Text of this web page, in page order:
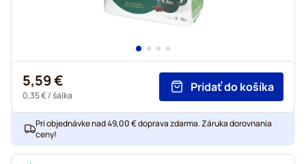
5,59 €
0,35 €/ šálka
Pridať do košíka
Pri objednávke nad 49,00 € doprava zdarma. Záruka dorovnania
ceny!